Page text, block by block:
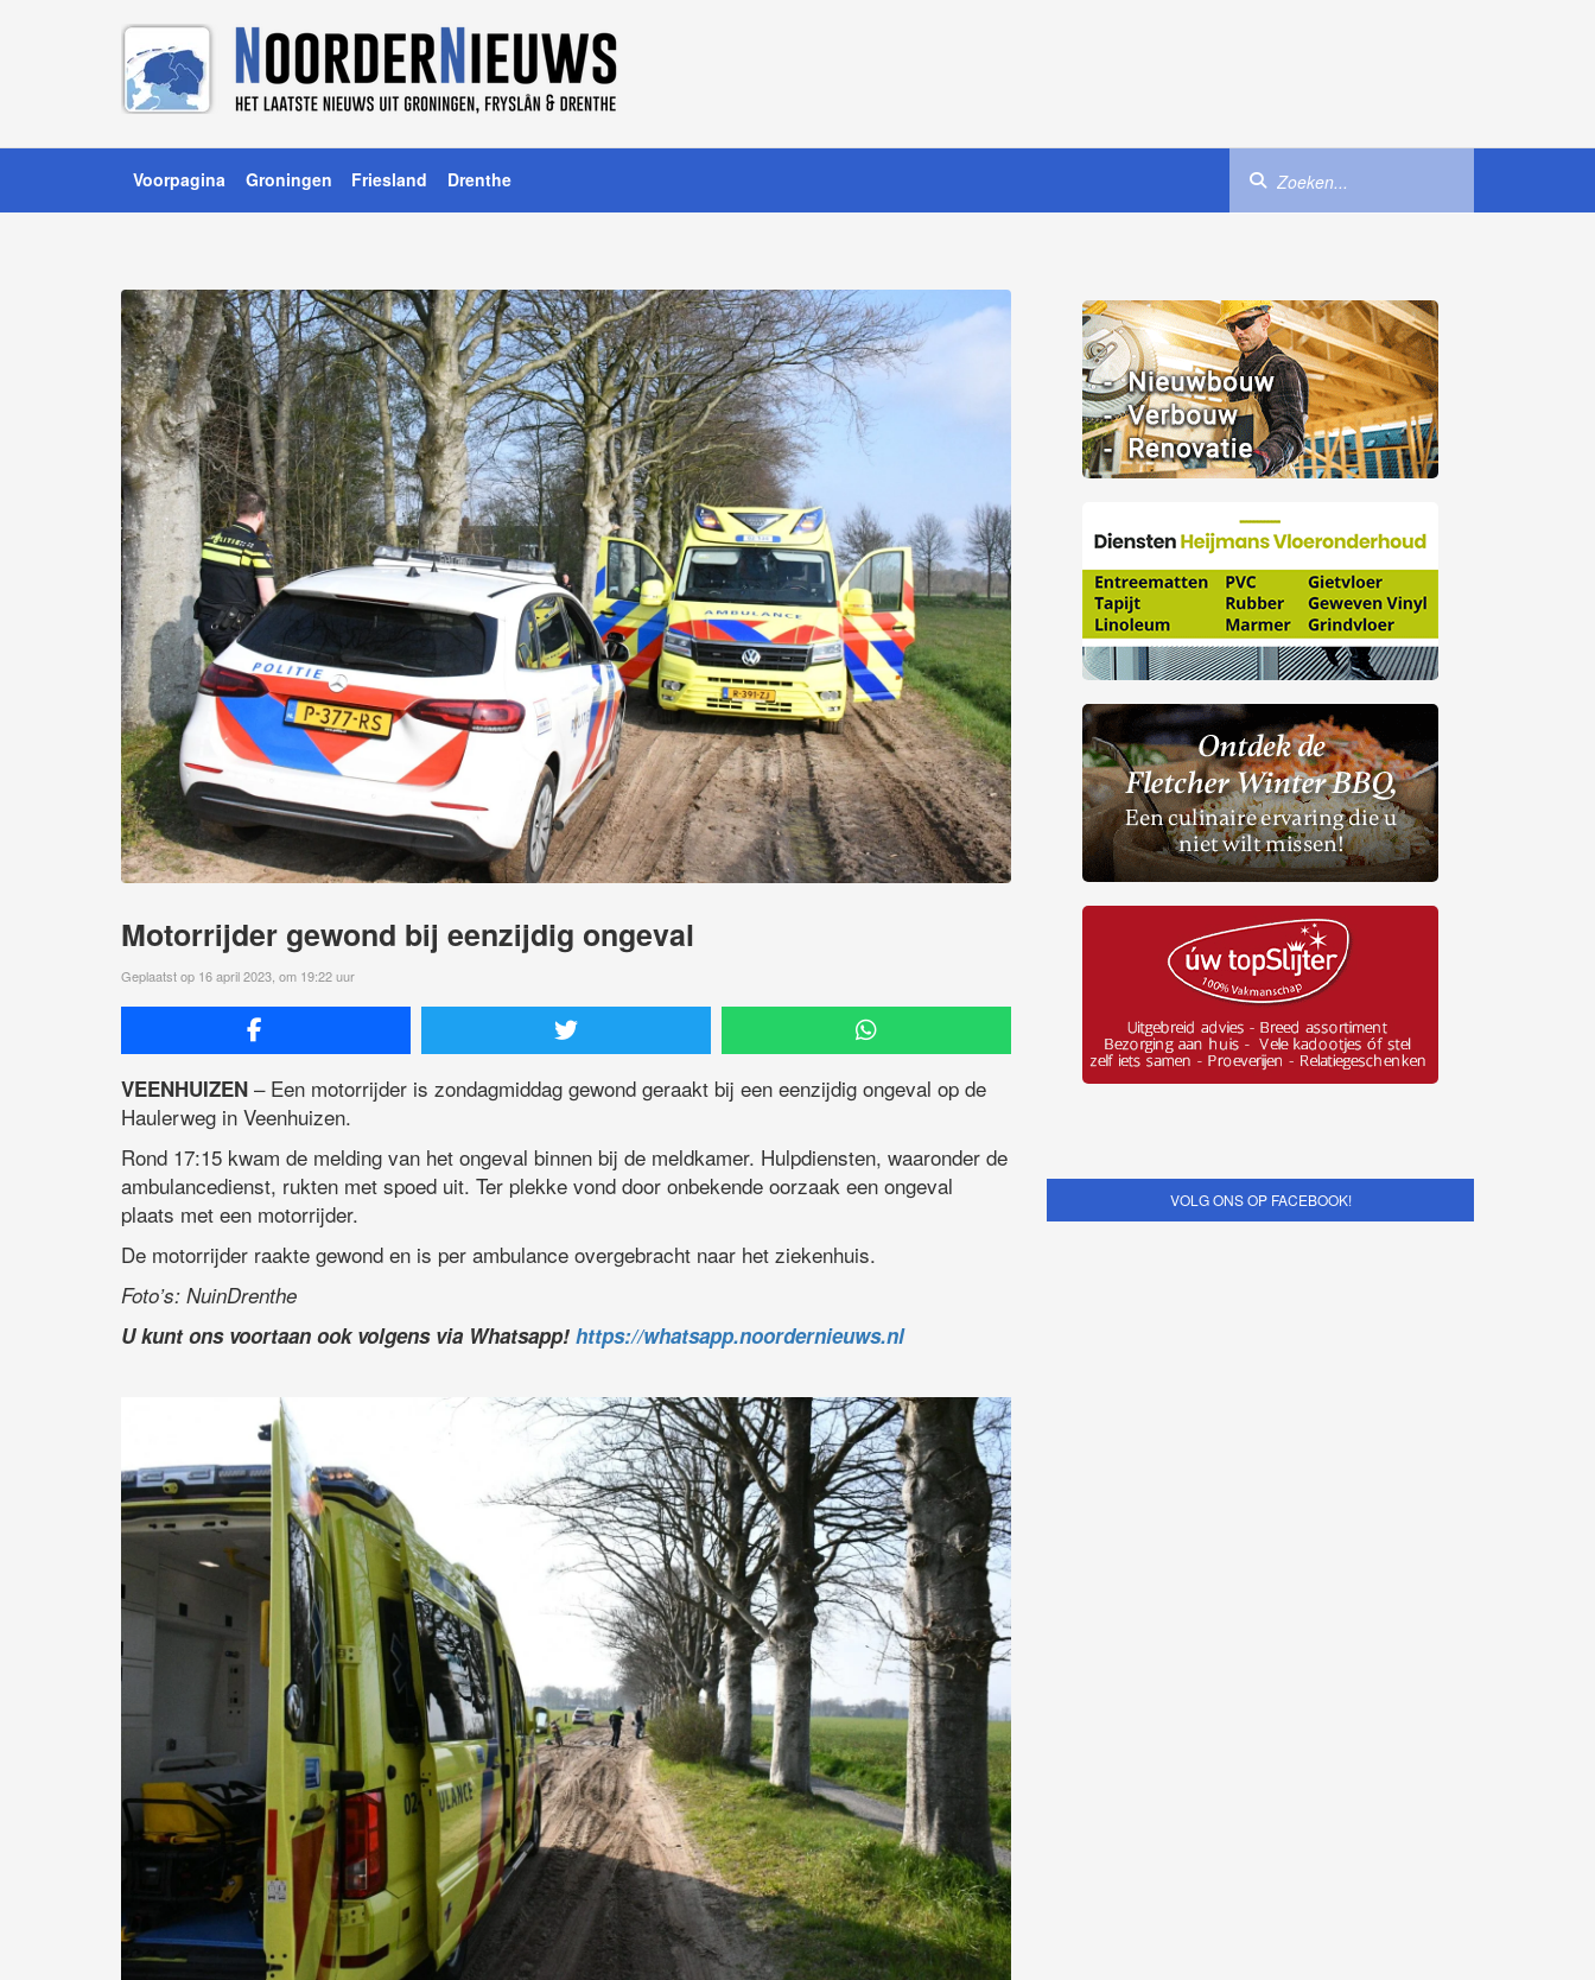
Voorpagina Groningen Friesland Drenthe
Motorrijder gewond bij eenzijdig ongeval
Geplaatst op 16 april 2023, om 19:22 uur
VEENHUIZEN – Een motorrijder is zondagmiddag gewond geraakt bij een eenzijdig ongeval op de
Haulerweg in Veenhuizen.
Rond 17:15 kwam de melding van het ongeval binnen bij de meldkamer. Hulpdiensten, waaronder de
ambulancedienst, rukten met spoed uit. Ter plekke vond door onbekende oorzaak een ongeval
plaats met een motorrijder.
De motorrijder raakte gewond en is per ambulance overgebracht naar het ziekenhuis.
Foto’s: NuinDrenthe
U kunt ons voortaan ook volgens via Whatsapp! https://whatsapp.noordernieuws.nl
VOLG ONS OP FACEBOOK!